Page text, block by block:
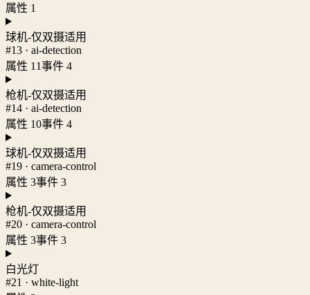
属性 1
球机-仅双摄适用
#13 · ai-detection
属性 11事件 4
枪机-仅双摄适用
#14 · ai-detection
属性 10事件 4
球机-仅双摄适用
#19 · camera-control
属性 3事件 3
枪机-仅双摄适用
#20 · camera-control
属性 3事件 3
白光灯
#21 · white-light